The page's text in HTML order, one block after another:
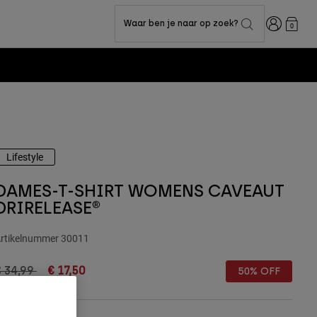
Waar ben je naar op zoek? Inloggen
0
Lifestyle
T-SHIRT WOMENS CAVEAUT
30011
reduced from
34,99to€ 17,50 50% OFF